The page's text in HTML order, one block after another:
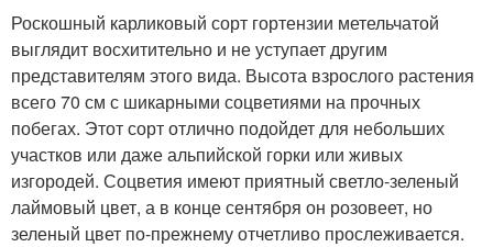
Роскошный карликовый сорт гортензии метельчатой
выглядит восхитительно и не уступает другим
представителям этого вида. Высота взрослого растения
всего 70 см с шикарными соцветиями на прочных
побегах. Этот сорт отлично подойдет для небольших
участков или даже альпийской горки или живых
изгородей. Соцветия имеют приятный светло-зеленый
лаймовый цвет, а в конце сентября он розовеет, но
зеленый цвет по-прежнему отчетливо прослеживается.